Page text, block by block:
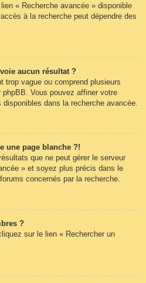
« Recherche avancée » disponible
à la recherche peut dépendre des
aucun résultat ?
trop vague ou comprend plusieurs
Vous pouvez affiner votre
dans la recherche avancée.
une page blanche ?!
que ne peut gérer le serveur
» et soyez plus précis dans le
concernés par la recherche.
?
sur le lien « Rechercher un